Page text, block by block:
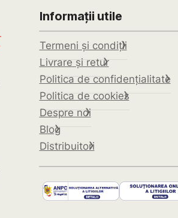
Informații utile
Termeni și condiții
Livrare și retur
Politica de confidențialitate
Politica de cookies
Despre noi
Blog
Distribuitori